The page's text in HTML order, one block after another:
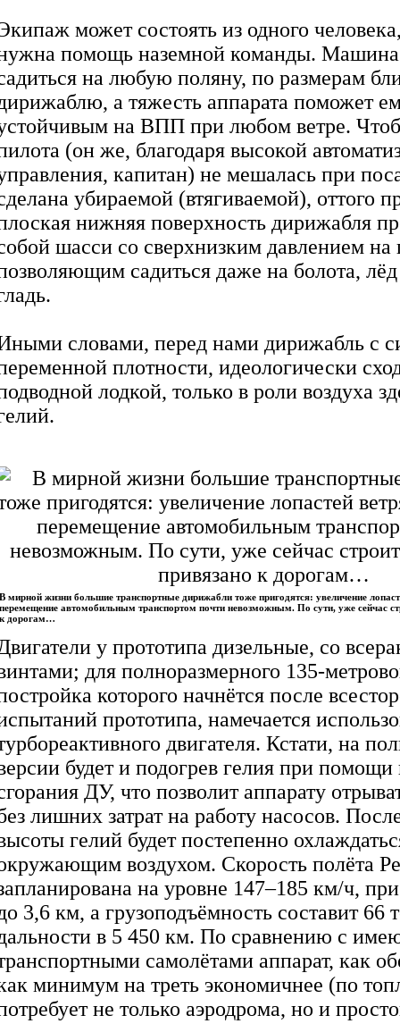
может состоять из одного
помощь наземной команды. Машина
на любую поляну, по размерам
а тяжесть аппарата поможет
на ВПП при любом ветре.
(он же, благодаря высокой
капитан) не мешалась при
убираемой (втягиваемой), оттого
нижняя поверхность дирижабля
шасси со сверхнизким давлением на
садиться даже на болота,
словами, перед нами дирижабль с
плотности, идеологически
лодкой, только в роли воздуха
В мирной жизни большие транспортные дирижабли тоже пригодятся: увеличение
перемещение автомобильным транспортом почти невозможным. По сути, уже сейчас
к дорогам…
у прототипа дизельные, со
для полноразмерного 135-
которого начнётся после
прототипа, намечается
двигателя. Кстати, на
будет и подогрев гелия при помощи
ДУ, что позволит аппарату
лишних затрат на работу насосов.
гелий будет постепенно
воздухом. Скорость полёта
на уровне 147–185 км/ч,
3,6 км, а грузоподъёмность составит 66
в 5 450 км. По сравнению с
самолётами аппарат, как
минимум на треть экономичнее (по
не только аэродрома, но и